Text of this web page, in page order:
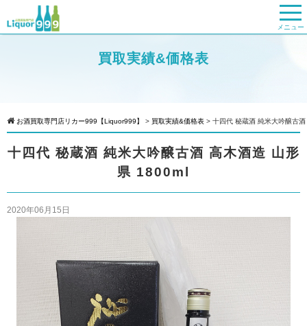
メニュー
買取実績&価格表
お酒買取専門店リカー999【Liquor999】 > 買取実績&価格表 > 十四代 秘蔵酒 純米大吟醸古
十四代 秘蔵酒 純米大吟醸古酒 高木酒造 山形
県 1800ml
2020年06月15日